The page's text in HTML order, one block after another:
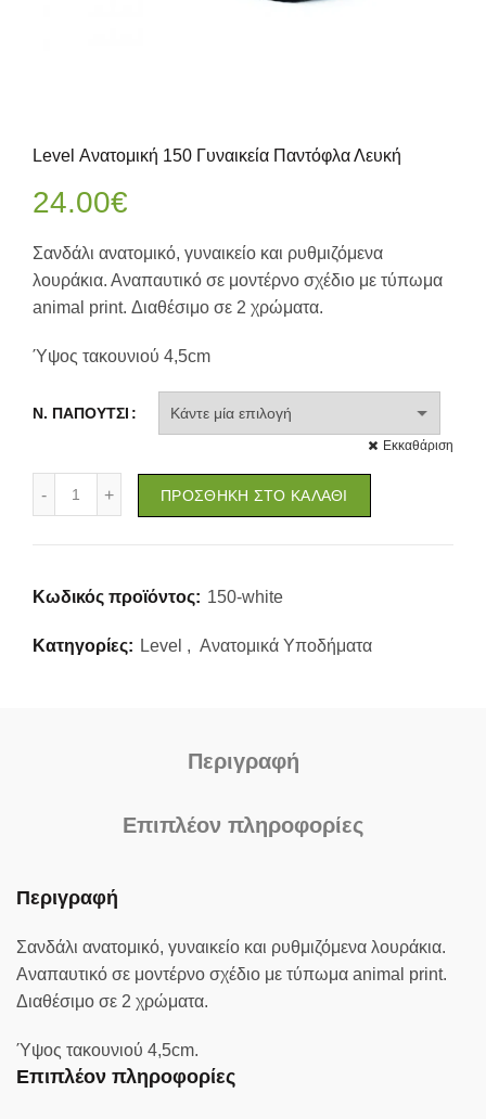
Level Ανατομική 150 Γυναικεία Παντόφλα Λευκή
24.00€
Σανδάλι ανατομικό, γυναικείο και ρυθμιζόμενα
λουράκια. Αναπαυτικό σε μοντέρνο σχέδιο με τύπωμα
animal print. Διαθέσιμο σε 2 χρώματα.
Ύψος τακουνιού 4,5cm
Ν. ΠΑΠΟΥΤΣΙ
Εκκαθάριση
ΠΡΟΣΘΉΚΗ ΣΤΟ ΚΑΛΆΘΙ
Κωδικός προϊόντος: 150-white
Κατηγορίες: Level , Ανατομικά Υποδήματα
Περιγραφή
Επιπλέον πληροφορίες
Περιγραφή
Σανδάλι ανατομικό, γυναικείο και ρυθμιζόμενα λουράκια.
Αναπαυτικό σε μοντέρνο σχέδιο με τύπωμα animal print.
Διαθέσιμο σε 2 χρώματα.
Ύψος τακουνιού 4,5cm.
Επιπλέον πληροφορίες